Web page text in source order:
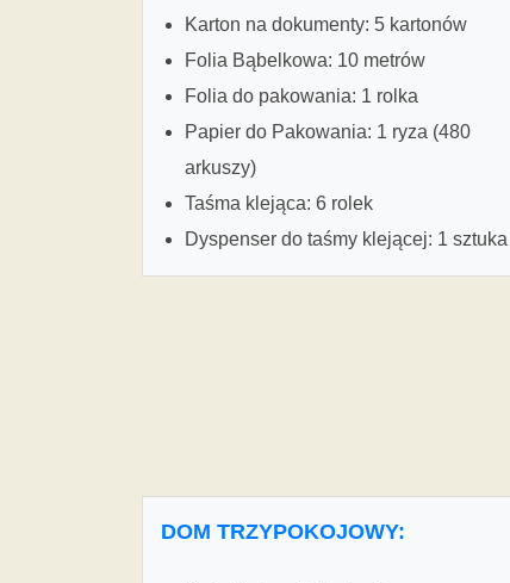
Karton na dokumenty: 5 kartonów
Folia Bąbelkowa: 10 metrów
Folia do pakowania: 1 rolka
Papier do Pakowania: 1 ryza (480
arkuszy)
Taśma klejąca: 6 rolek
Dyspenser do taśmy klejącej: 1 sztuka
DOM TRZYPOKOJOWY: